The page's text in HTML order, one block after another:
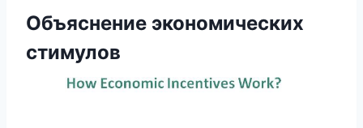
Объяснение экономических
стимулов